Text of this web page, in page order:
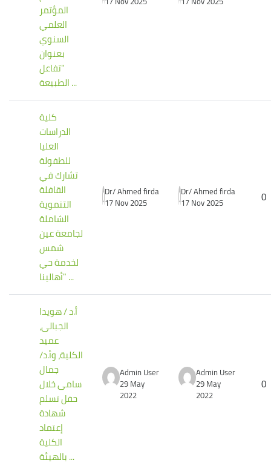
المؤتمر
العلمي
السنوي
بعنوان
"تفاعل
الطبيعة ...
كلية
الدراسات
العليا
للطفولة
تشارك في
القافلة
التنموية
الشاملة
لجامعة عين
شمس
لخدمة حي
"أهالينا ...
Dr/ Ahmed firda
17 Nov 2025
Dr/ Ahmed firda
17 Nov 2025 0
أ.د / هويدا
الجبالى،
عميد
الكلية، وأ.د/
جمال
سامى خلال
حفل تسلم
شهادة
إعتماد
الكلية
بالهيئة ...
Admin User
29 May
2022
Admin User
29 May
2022
0